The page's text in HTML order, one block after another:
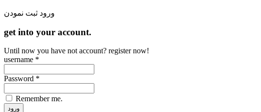
ورود ثبت نمودن
get into your account.
Until now you have not account? register now!
username *
Password *
Remember me.